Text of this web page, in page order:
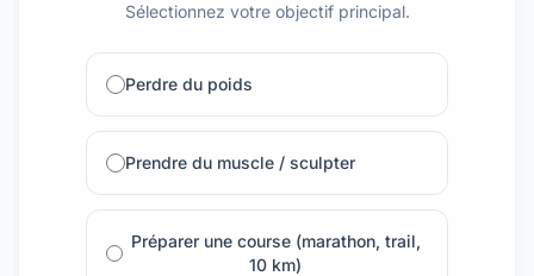
Sélectionnez votre objectif principal.
Perdre du poids
Prendre du muscle / sculpter
Préparer une course (marathon, trail,
10 km)